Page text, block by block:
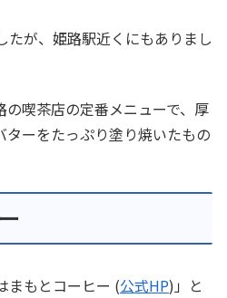
たが、姫路駅近くにもありまし
の喫茶店の定番メニューで、厚
ターをたっぷり塗り焼いたもの
まもとコーヒー (公式HP)」と